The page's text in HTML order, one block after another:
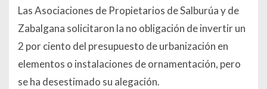
Las Asociaciones de Propietarios de Salburúa y de
Zabalgana solicitaron la no obligación de invertir un
2 por ciento del presupuesto de urbanización en
elementos o instalaciones de ornamentación, pero
se ha desestimado su alegación.